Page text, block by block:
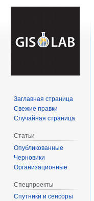
Заглавная страница
Свежие правки
Случайная страница
Статьи
Опубликованные
Черновики
Организационные
Спецпроекты
Спутники и сенсоры